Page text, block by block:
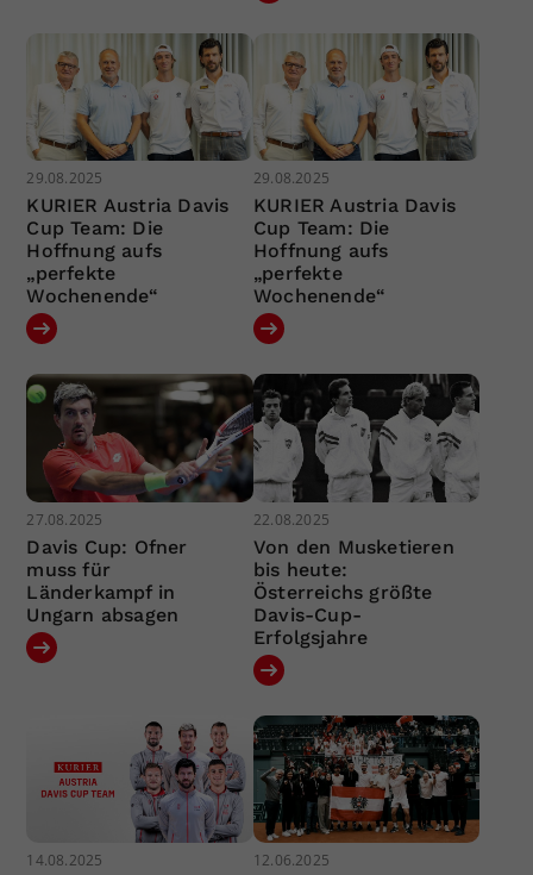
29.08.2025
KURIER Austria Davis
Cup Team: Die
Hoffnung aufs
„perfekte
Wochenende“
29.08.2025
KURIER Austria Davis
Cup Team: Die
Hoffnung aufs
„perfekte
Wochenende“
27.08.2025
Davis Cup: Ofner
muss für
Länderkampf in
Ungarn absagen
22.08.2025
Von den Musketieren
bis heute:
Österreichs größte
Davis-Cup-
Erfolgsjahre
14.08.2025 12.06.2025